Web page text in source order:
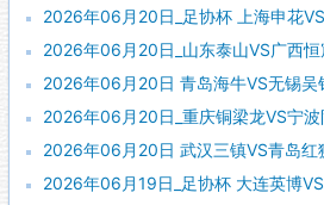
2026年06月20日_足协杯 上海申花VS石家庄功
2026年06月20日_山东泰山VS广西恒宸 足协杯
2026年06月20日 青岛海牛VS无锡吴钩 足协
2026年06月20日_重庆铜梁龙VS宁波队 足协杯
2026年06月20日 武汉三镇VS青岛红狮 足协
2026年06月19日_足协杯 大连英博VS杭州临平吴